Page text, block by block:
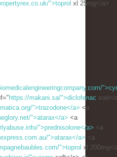
">toprol xl 25mg</a>
https://makani.sa/">diclofenac sod</
">trazodone</a> <a
">atarax</a> <a
">prednisolone</a> <a
">atarax</a> <a
">toprol xl 200mg</